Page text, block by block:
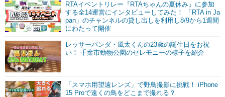
ニコニコQ
RTAイベントリレー『RTAちゃんの夏休み』に参加
する全14運営にインタビューしてみた！ 「RTA in Ja
pan」のチャンネルの貸し出しを利用し8/9から1週間
にわたって開催
レッサーパンダ・風太くんの23歳の誕生日をお祝
い！ 千葉市動物公園のセレモニーの様子を紹介
「スマホ用望遠レンズ」で野鳥撮影に挑戦！ iPhone
15 Proで遠くの鳥をどこまで撮れる？